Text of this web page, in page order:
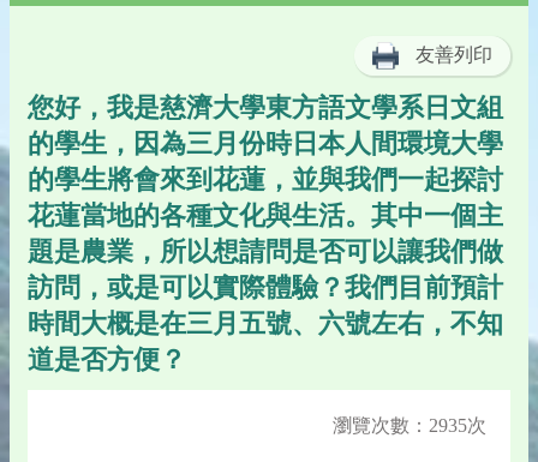
友善列印
您好，我是慈濟大學東方語文學系日文組
的學生，因為三月份時日本人間環境大學
的學生將會來到花蓮，並與我們一起探討
花蓮當地的各種文化與生活。其中一個主
題是農業，所以想請問是否可以讓我們做
訪問，或是可以實際體驗？我們目前預計
時間大概是在三月五號、六號左右，不知
道是否方便？
瀏覽次數：2935次